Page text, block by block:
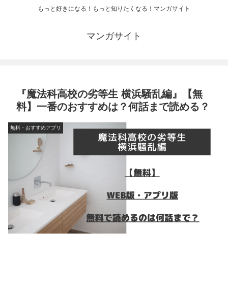
もっと好きになる！もっと知りたくなる！マンガサイト
マンガサイト
『魔法科高校の劣等生 横浜騒乱編』【無
料】一番のおすすめは？何話まで読める？
無料・おすすめアプリ